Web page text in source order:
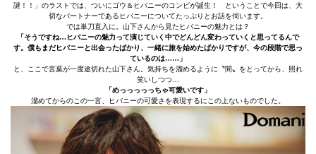
謎！！」のラストでは、ついにゴウ＆ヒバニーのコンビが誕生！ ということで今回は、大
切なパートナーであるヒバニーについてたっぷりとお話を伺います。
では単刀直入に。山下さんから見たヒバニーの魅力とは？
「そうですね…ヒバニーの魅力って演じていく中でどんどん変わっていくと思ってるんで
す。僕もまだヒバニーと出会ったばかり、一緒に旅を始めたばかりですが、今の段階で思っ
ているのは……」
と、ここで言葉が一度途切れた山下さん。気持ちを溜めるように〝間〟をとってから、照れ
笑いしつつ…
「めっっっっっちゃ可愛いです」
溜めてからのこの一言、ヒバニーの可愛さを表現するにこの上ないものでした。